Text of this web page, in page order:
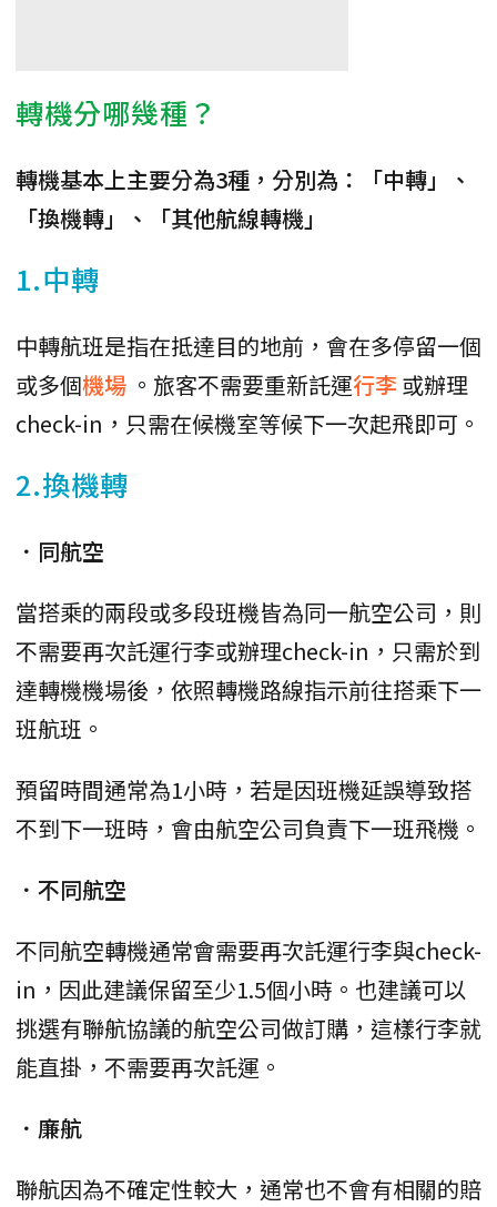
轉機分哪幾種？
轉機基本上主要分為3種，分別為：「中轉」、
「換機轉」、「其他航線轉機」
1.中轉
中轉航班是指在抵達目的地前，會在多停留一個
或多個機場 。旅客不需要重新託運行李 或辦理
check-in，只需在候機室等候下一次起飛即可。
2.換機轉
．同航空
當搭乘的兩段或多段班機皆為同一航空公司，則
不需要再次託運行李或辦理check-in，只需於到
達轉機機場後，依照轉機路線指示前往搭乘下一
班航班。
預留時間通常為1小時，若是因班機延誤導致搭
不到下一班時，會由航空公司負責下一班飛機。
．不同航空
不同航空轉機通常會需要再次託運行李與check-
in，因此建議保留至少1.5個小時。也建議可以
挑選有聯航協議的航空公司做訂購，這樣行李就
能直掛，不需要再次託運。
．廉航
聯航因為不確定性較大，通常也不會有相關的賠